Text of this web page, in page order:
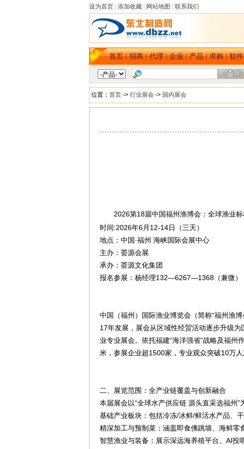
设为首页 添加收藏 网站地图 联系我们
首页|招商|代理|企业|产品|求购|软件
位置： 首页 -> 行业展会 -> 国内展会
2026第18届中国福州渔博会：全球渔业
时间:2026年6月12-14日（三天）
地点：中国·福州 海峡国际会展中心
主办：荟源会展
承办：荟源文化集团
报名参展：杨经理132—6267—1368（兼微）
中国（福州）国际渔业博览会（简称“福州渔
17年发展，展会从区域性经贸活动逐步升级
业专业展会。依托福建“海洋强省”战略及福
米，参展企业超1500家，专业观众突破10万
二、展览范围：全产业链覆盖与创新融合
本届展会以“全球水产供应链 源头直采选福州
基础产业板块：包括冷冻/冰鲜/鲜活水产品、
精深加工与预制菜：涵盖即食佛跳墙、海鲜零
智慧渔业与装备：展示深远海养殖平台、AI投